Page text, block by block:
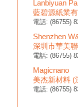
Lanbiyuan
藍碧源紙業
電話: (86755)
Shenzhen
深圳市華美
電話: (86755)
Magicnano
美杰新材料 (
電話: (86755)